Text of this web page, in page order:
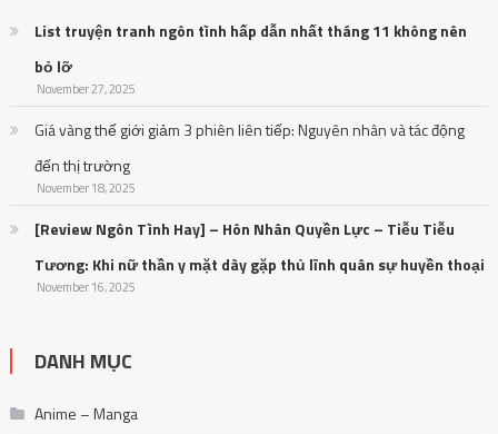
List truyện tranh ngôn tình hấp dẫn nhất tháng 11 không nên
bỏ lỡ
November 27, 2025
Giá vàng thế giới giảm 3 phiên liên tiếp: Nguyên nhân và tác động
đến thị trường
November 18, 2025
[Review Ngôn Tình Hay] – Hôn Nhân Quyền Lực – Tiễu Tiễu
Tương: Khi nữ thần y mặt dày gặp thủ lĩnh quân sự huyền thoại
November 16, 2025
DANH MỤC
Anime – Manga